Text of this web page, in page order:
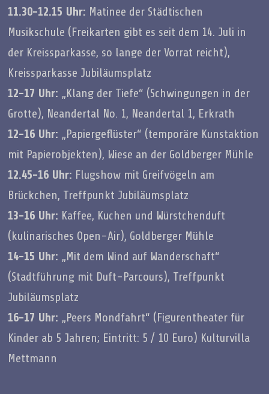
11.30-12.15 Uhr: Matinee der Städtischen
Musikschule (Freikarten gibt es seit dem 14. Juli in
der Kreissparkasse, so lange der Vorrat reicht),
Kreissparkasse Jubiläumsplatz
12-17 Uhr: „Klang der Tiefe“ (Schwingungen in der
Grotte), Neandertal No. 1, Neandertal 1, Erkrath
12-16 Uhr: „Papiergeflüster“ (temporäre Kunstaktion
mit Papierobjekten), Wiese an der Goldberger Mühle
12.45-16 Uhr: Flugshow mit Greifvögeln am
Brückchen, Treffpunkt Jubiläumsplatz
13-16 Uhr: Kaffee, Kuchen und Würstchenduft
(kulinarisches Open-Air), Goldberger Mühle
14-15 Uhr: „Mit dem Wind auf Wanderschaft“
(Stadtführung mit Duft-Parcours), Treffpunkt
Jubiläumsplatz
16-17 Uhr: „Peers Mondfahrt“ (Figurentheater für
Kinder ab 5 Jahren; Eintritt: 5 / 10 Euro) Kulturvilla
Mettmann